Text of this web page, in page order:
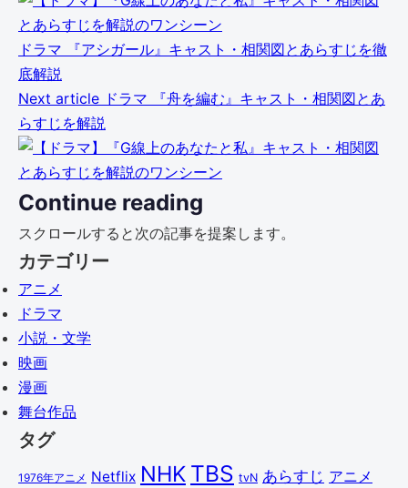
ドラマ
『アシガール』キャスト・相関図とあらすじを徹
底解説
Next article ドラマ
『舟を編む』キャスト・相関図とあ
らすじを解説
Continue reading
スクロールすると次の記事を提案します。
カテゴリー
アニメ
ドラマ
小説・文学
映画
漫画
舞台作品
タグ
1976年アニメ Netflix NHK TBS tvN あらすじ アニメ